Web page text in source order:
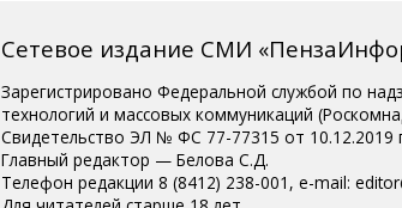
Сетевое издание СМИ
Зарегистрировано Федеральной службой по
технологий и массовых коммуникаций
Свидетельство ЭЛ № ФС 77-77315 от
Главный редактор — Белова С.Д.
Телефон редакции 8 (8412) 238-001, e-mail: